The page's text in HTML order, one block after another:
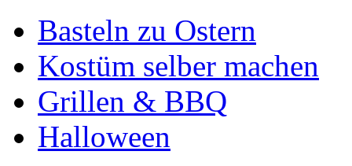
Basteln zu Ostern
Kostüm selber machen
Grillen & BBQ
Halloween